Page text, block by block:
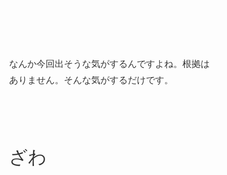
なんか今回出そうな気がするんですよね。根拠は
ありません。そんな気がするだけです。
ざわ